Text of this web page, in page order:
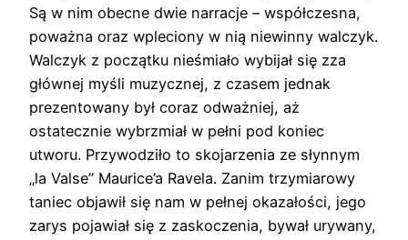
Są w nim obecne dwie narracje – współczesna,
poważna oraz wpleciony w nią niewinny walczyk.
Walczyk z początku nieśmiało wybijał się zza
głównej myśli muzycznej, z czasem jednak
prezentowany był coraz odważniej, aż
ostatecznie wybrzmiał w pełni pod koniec
utworu. Przywodziło to skojarzenia ze słynnym
„la Valse” Maurice’a Ravela. Zanim trzymiarowy
taniec objawił się nam w pełnej okazałości, jego
zarys pojawiał się z zaskoczenia, bywał urywany,